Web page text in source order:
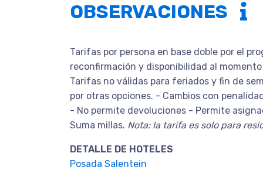
OBSERVACIONES
Tarifas por persona en base doble por el
reconfirmación y disponibilidad al
Tarifas no válidas para feriados y fin de
por otras opciones. - Cambios con
- No permite devoluciones - Permite
Suma millas. Nota: la tarifa es solo para
DETALLE DE HOTELES
Posada Salentein